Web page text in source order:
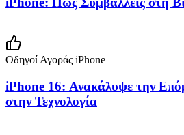
Οδηγοί Αγοράς iPhone
iPhone 16: Ανακάλυψε την
στην Τεχνολογία